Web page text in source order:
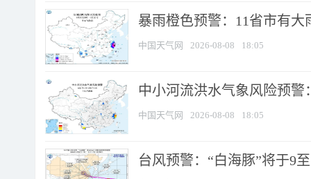
暴雨橙色预警：11省市有
中国天气网 2026-08-08 18:05
中小河流洪水气象风险预
中国天气网 2026-08-08 18:05
台风预警：“白海豚”将于9